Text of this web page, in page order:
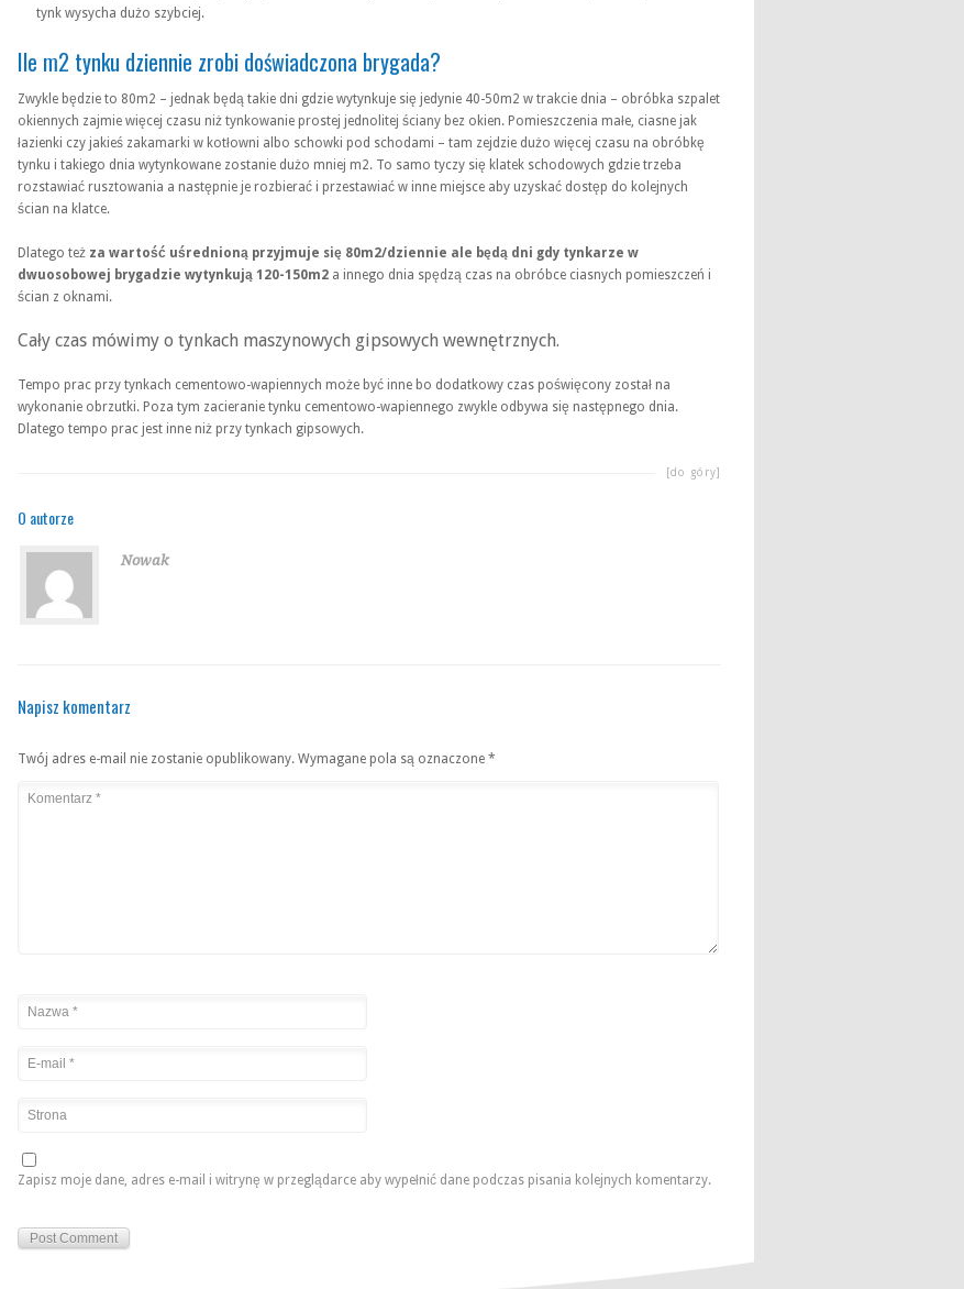
tynk wysycha dużo szybciej.
Ile m2 tynku dziennie zrobi doświadczona brygada?
Zwykle będzie to 80m2 – jednak będą takie dni gdzie wytynkuje się jedynie 40-50m2 w trakcie dnia – obróbka szpalet
okiennych zajmie więcej czasu niż tynkowanie prostej jednolitej ściany bez okien. Pomieszczenia małe, ciasne jak
łazienki czy jakieś zakamarki w kotłowni albo schowki pod schodami – tam zejdzie dużo więcej czasu na obróbkę
tynku i takiego dnia wytynkowane zostanie dużo mniej m2. To samo tyczy się klatek schodowych gdzie trzeba
rozstawiać rusztowania a następnie je rozbierać i przestawiać w inne miejsce aby uzyskać dostęp do kolejnych
ścian na klatce.
Dlatego też za wartość uśrednioną przyjmuje się 80m2/dziennie ale będą dni gdy tynkarze w
dwuosobowej brygadzie wytynkują 120-150m2a innego dnia spędzą czas na obróbce ciasnych pomieszczeń i
ścian z oknami.
Cały czas mówimy o tynkach maszynowych gipsowych wewnętrznych.
Tempo prac przy tynkach cementowo-wapiennych może być inne bo dodatkowy czas poświęcony został na
wykonanie obrzutki. Poza tym zacieranie tynku cementowo-wapiennego zwykle odbywa się następnego dnia.
Dlatego tempo prac jest inne niż przy tynkach gipsowych.
[do góry]
O autorze
Nowak
Napisz komentarz
Twój adres e-mail nie zostanie opublikowany. Wymagane pola są oznaczone *
Zapisz moje dane, adres e-mail i witrynę w przeglądarce aby wypełnić dane podczas pisania kolejnych komentarzy.